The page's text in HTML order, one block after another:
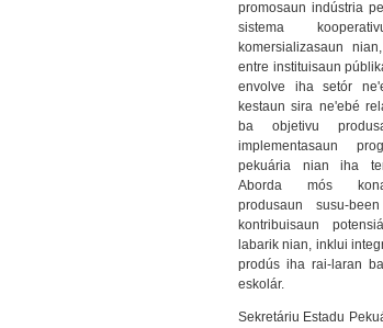
promosaun indústria
sistema
komersializasaun
entre instituisaun
envolve iha setór
kestaun sira ne'ebé
ba objetivu
implementasaun
pekuária nian iha
Aborda mós
produsaun susu-
kontribuisaun
labarik nian, inklui
prodús iha rai-laran
eskolár.
Sekretáriu Estadu